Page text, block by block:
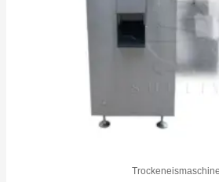
Trockeneismaschine